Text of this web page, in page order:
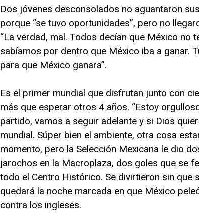
Dos jóvenes desconsolados no aguantaron
porque “se tuvo oportunidades”, pero no
“La verdad, mal. Todos decían que México no
sabíamos por dentro que México iba a ganar.
para que México ganara”.
Es el primer mundial que disfrutan junto con
más que esperar otros 4 años. “Estoy
partido, vamos a seguir adelante y si Dios
mundial. Súper bien el ambiente, otra cosa
momento, pero la Selección Mexicana le dio
jarochos en la Macroplaza, dos goles que se
todo el Centro Histórico. Se divirtieron sin que
quedará la noche marcada en que México
contra los ingleses.